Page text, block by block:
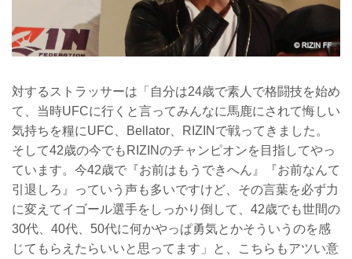
対するストラッサーは「自分は24歳で素人で格闘技を始め
て、当時UFCに行くと言ってみんなに馬鹿にされて悔しい
気持ちを糧にUFC、Bellator、RIZINで戦ってきました。
そして42歳の今でもRIZINのチャンピオンを目指してやっ
ています。今42歳で『お前はもうできへん』『お前なんて
引退しろ』っていう声も多いですけど、その言葉を必ず力
に変えてイゴール選手をしっかり倒して、42歳でも世間の
30代、40代、50代に何かやっぱ勇気とかそういうのを感
じてもらえたらいいと思ってます」と、こちらもアツい意